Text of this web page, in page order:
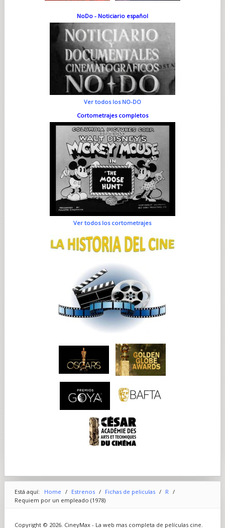
NoDo - Noticiario español
Ver todos los NO-DO
Cortometrajes completos
Ver todos los cortometrajes
Está aquí: Home / Estrenos / Fichas de peliculas / R /
Requiem por un empleado (1978)
Copyright © 2026. CineyMax - La web mas completa de películas cine.